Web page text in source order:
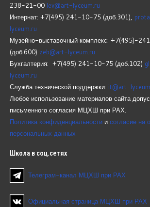
238-21-00 lev@art-lyceum.ru
Интернат: +7(495) 241-10-75 (доб.301),
lyceum.ru
Музейно-выставочный комплекс: +7(495)-
(доб.600) zeb@art-lyceum.ru
Бухгалтерия: +7(495) 241-10-75 (доб.102)
lyceum.ru
Служба технической поддержки: it@art-
Любое использование материалов сайта
письменного согласия МЦХШ при РАХ.
Политика конфиденциальности и согласие на
персональных данных
Школа в соц.сетях
Телеграм-канал МЦХШ при РАХ
Официальная страница МЦХШ при РАХ